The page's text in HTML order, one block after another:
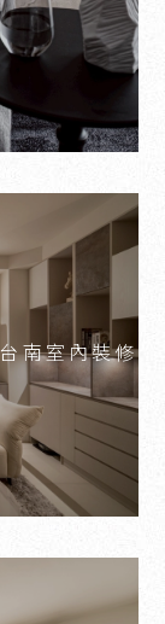
南室內裝修